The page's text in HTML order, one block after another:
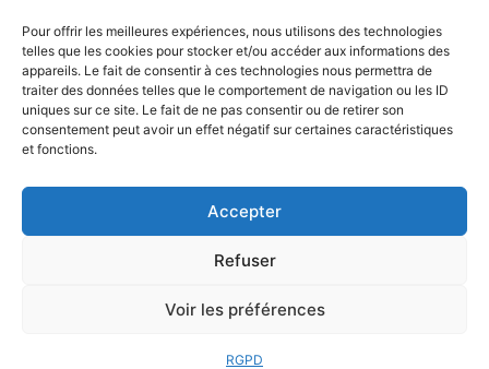
Pour offrir les meilleures expériences, nous utilisons des technologies
telles que les cookies pour stocker et/ou accéder aux informations des
appareils. Le fait de consentir à ces technologies nous permettra de
traiter des données telles que le comportement de navigation ou les ID
uniques sur ce site. Le fait de ne pas consentir ou de retirer son
consentement peut avoir un effet négatif sur certaines caractéristiques
et fonctions.
Accepter
Refuser
Voir les préférences
RGPD
SMV permet de vous aider à gagner du temps et vous
permettre de vous concentrer sur l’essentiel de votre
métier
Téléphone:0 805 69 64 75 / 02 37 34 04 04
contact@smvformation.fr
Création & Hébergement Web Cloud par